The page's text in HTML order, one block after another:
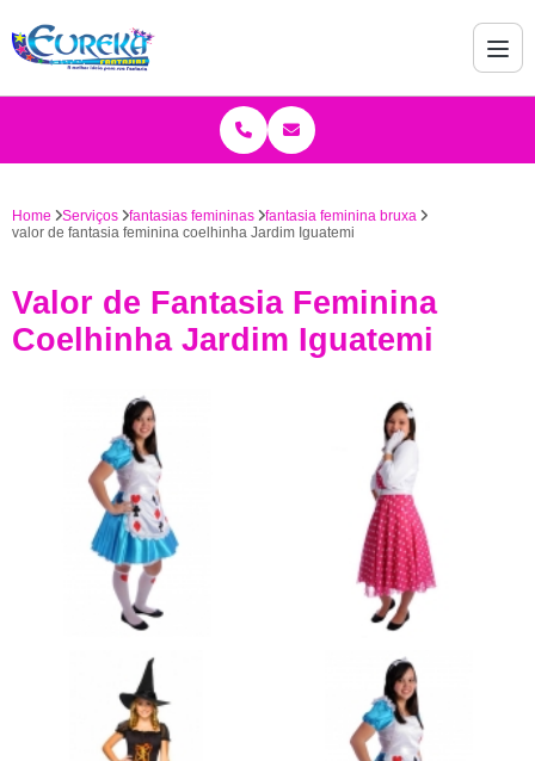
Home Serviços fantasias femininas
fantasia feminina bruxa
valor de fantasia feminina coelhinha Jardim Iguatemi
Valor de Fantasia Feminina
Coelhinha Jardim Iguatemi